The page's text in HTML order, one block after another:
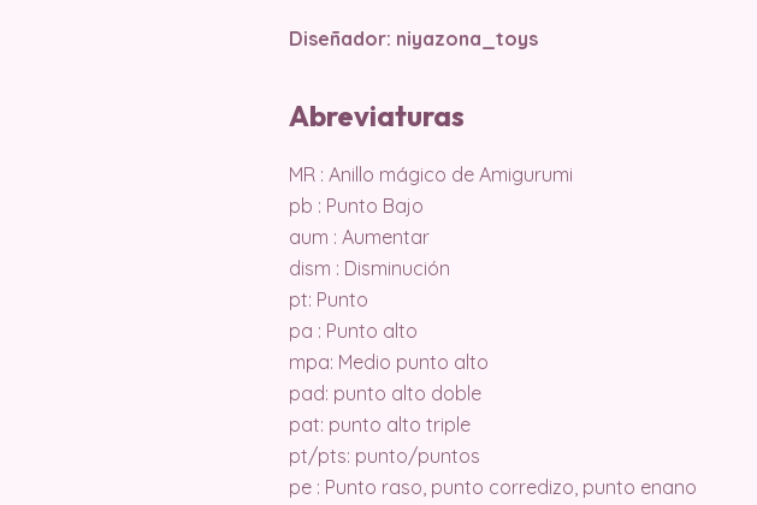
Diseñador: niyazona_toys
Abreviaturas
MR : Anillo mágico de Amigurumi
pb : Punto Bajo
aum : Aumentar
dism : Disminución
pt: Punto
pa : Punto alto
mpa: Medio punto alto
pad: punto alto doble
pat: punto alto triple
pt/pts: punto/puntos
pe : Punto raso, punto corredizo, punto enano